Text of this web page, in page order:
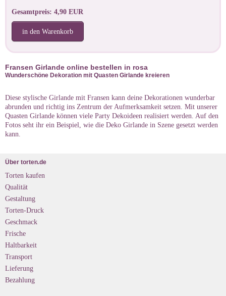
Gesamtpreis: 4,90 EUR
in den Warenkorb
Fransen Girlande online bestellen in rosa
Wunderschöne Dekoration mit Quasten Girlande kreieren
Diese stylische Girlande mit Fransen kann deine Dekorationen wunderbar
abrunden und richtig ins Zentrum der Aufmerksamkeit setzen. Mit unserer
Quasten Girlande können viele Party Dekoideen realisiert werden. Auf den
Fotos seht ihr ein Beispiel, wie die Deko Girlande in Szene gesetzt werden
kann.
Über torten.de
Torten kaufen
Qualität
Gestaltung
Torten-Druck
Geschmack
Frische
Haltbarkeit
Transport
Lieferung
Bezahlung